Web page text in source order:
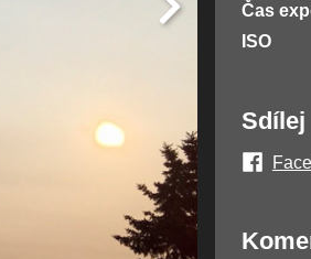
Čas
ISO
Sdílej